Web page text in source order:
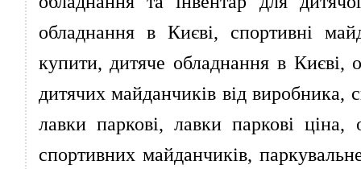
обладнання в Києві, спортивні
купити, дитяче обладнання в Києві,
дитячих майданчиків від виробника,
лавки паркові, лавки паркові
спортивних майданчиків,